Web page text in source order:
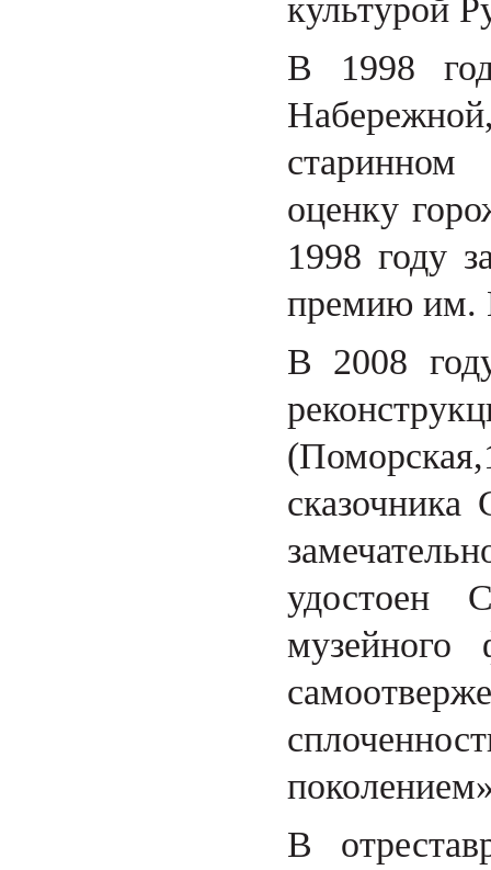
культурой
В 1998
оценку
1998 году
премию им.
В 2008
удостоен
В